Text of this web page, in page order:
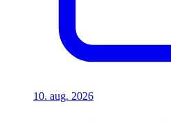
10. aug. 2026